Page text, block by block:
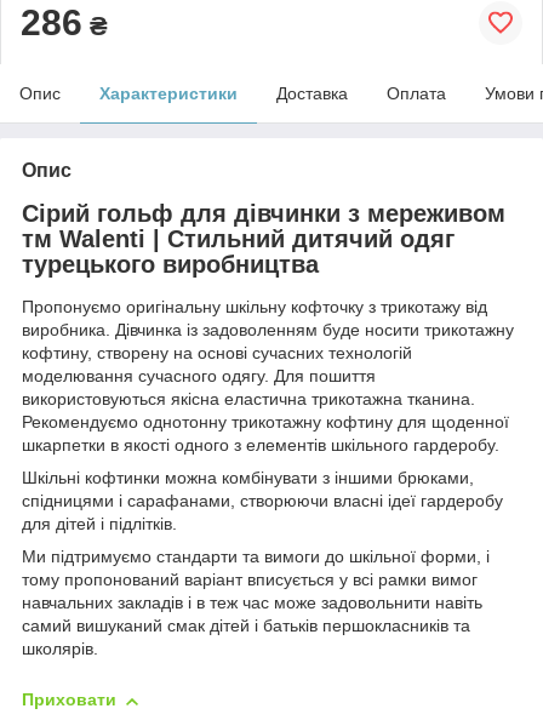
286 ₴
Опис Характеристики Доставка Оплата Умови
Опис
Сірий гольф для дівчинки з мереживом
тм Walenti | Стильний дитячий одяг
турецького виробництва
Пропонуємо оригінальну шкільну кофточку з трикотажу від
виробника. Дівчинка із задоволенням буде носити трикотажну
кофтину, створену на основі сучасних технологій
моделювання сучасного одягу. Для пошиття
використовуються якісна еластична трикотажна тканина.
Рекомендуємо однотонну трикотажну кофтину для щоденної
шкарпетки в якості одного з елементів шкільного гардеробу.
Шкільні кофтинки можна комбінувати з іншими брюками,
спідницями і сарафанами, створюючи власні ідеї гардеробу
для дітей і підлітків.
Ми підтримуємо стандарти та вимоги до шкільної форми, і
тому пропонований варіант вписується у всі рамки вимог
навчальних закладів і в теж час може задовольнити навіть
самий вишуканий смак дітей і батьків першокласників та
школярів.
Приховати